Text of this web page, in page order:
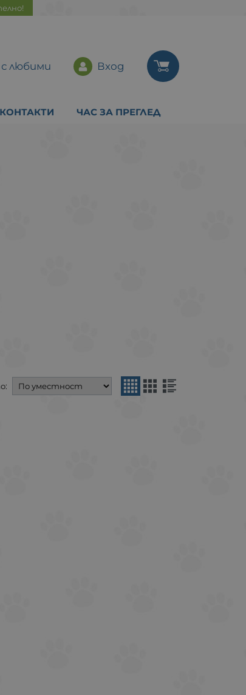
любими Вход
КОНТАКТИ ЧАС ЗА ПРЕГЛЕД